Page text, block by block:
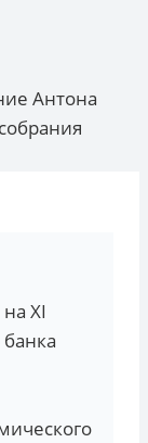
Антона
XI